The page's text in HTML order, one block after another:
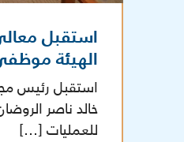
استقبل
الهيئة
استقبل رئيس
خالد ناصر
للعمليات […]